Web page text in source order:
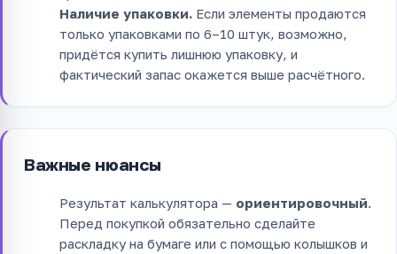
Наличие упаковки. Если элементы продаются
только упаковками по 6–10 штук, возможно,
придётся купить лишнюю упаковку, и
фактический запас окажется выше расчётного.
Важные нюансы
Результат калькулятора — ориентировочный.
Перед покупкой обязательно сделайте
раскладку на бумаге или с помощью колышков и